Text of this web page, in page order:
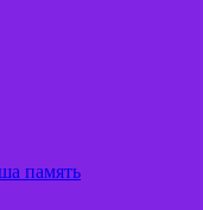
память